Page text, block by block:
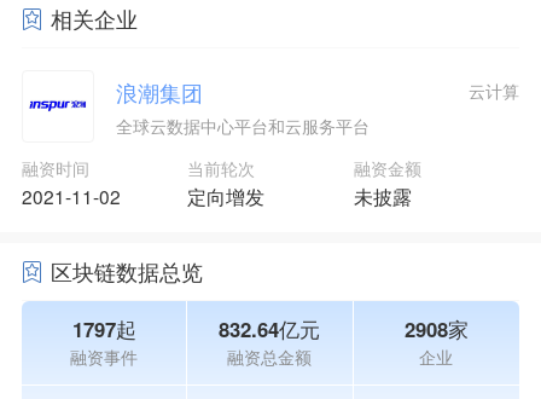
相关企业
浪潮集团
全球云数据中心平台和云服务平台
云计算
融资时间
2021-11-02
当前轮次
定向增发
融资金额
未披露
区块链数据总览
1797起
融资事件
832.64亿元
融资总金额
2908家
企业